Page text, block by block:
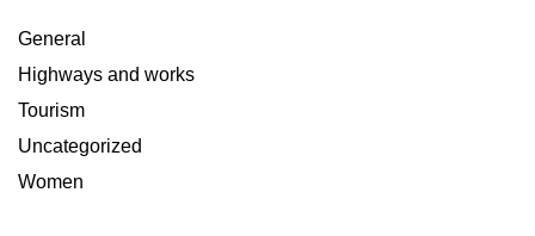
General
Highways and works
Tourism
Uncategorized
Women